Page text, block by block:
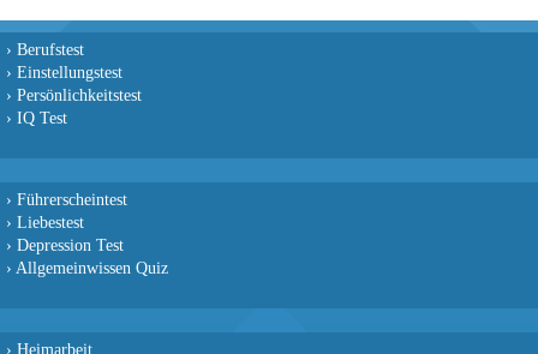
› Berufstest
› Einstellungstest
› Persönlichkeitstest
› IQ Test
› Führerscheintest
› Liebestest
› Depression Test
› Allgemeinwissen Quiz
› Heimarbeit